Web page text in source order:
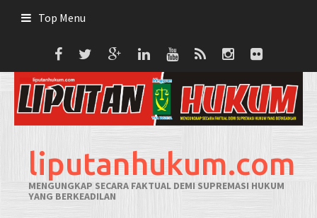
Top Menu
liputanhukum.com
MENGUNGKAP SECARA FAKTUAL DEMI SUPREMASI HUKUM
YANG BERKEADILAN